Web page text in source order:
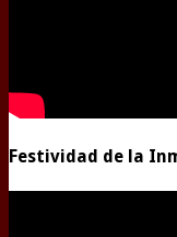
Festividad de la